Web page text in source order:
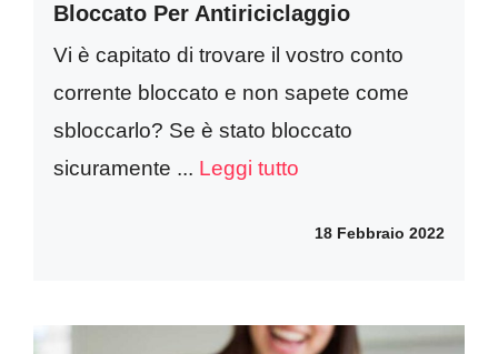
Bloccato Per Antiriciclaggio
Vi è capitato di trovare il vostro conto
corrente bloccato e non sapete come
sbloccarlo? Se è stato bloccato
sicuramente ... Leggi tutto
18 Febbraio 2022